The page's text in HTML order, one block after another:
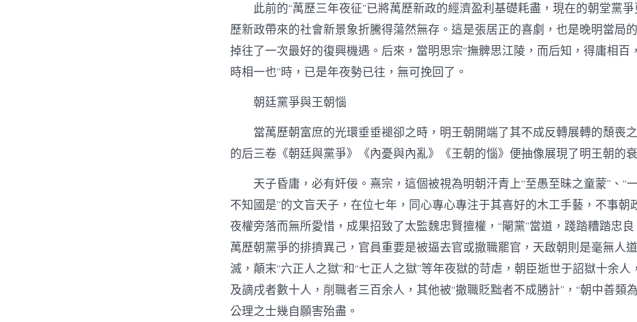
此前的“萬歷三年夜征”已將萬歷新政的經濟盈利基礎耗盡，現在的朝堂黨
歷新政帶來的社會新景象折騰得蕩然無存。這是張居正的喜劇，也是晚明當局
掉往了一次最好的復興機遇。后來，當明思宗“撫髀思江陵，而后知，得庸相百
時相一也”時，已是年夜勢已往，無可挽回了。
朝廷黨爭與王朝惱
當萬歷朝富庶的光環垂垂褪卻之時，明王朝開端了其不成反轉展轉的頹喪
的后三卷《朝廷與黨爭》《內憂與內亂》《王朝的惱》便抽像展現了明王朝的
天子昏庸，必有奸佞。熹宗，這個被視為明朝汗青上“至愚至昧之童蒙”、“
不知國是”的文盲天子，在位七年，同心專心專注于其喜好的木工手藝，不事朝
夜權旁落而無所愛惜，成果招致了太監魏忠賢擅權，“閹黨”當道，踐踏糟踏忠
萬歷朝黨爭的排擠異己，官員重要是被逼去官或撤職罷官，天啟朝則是毫無人
滅，顛末“六正人之獄”和“七正人之獄”等年夜獄的苛虐，朝臣逝世于詔獄十余人
及謫戌者數十人，削職者三百余人，其他被“撤職貶黜者不成勝計”，“朝中善類為
公理之士幾自願害殆盡。